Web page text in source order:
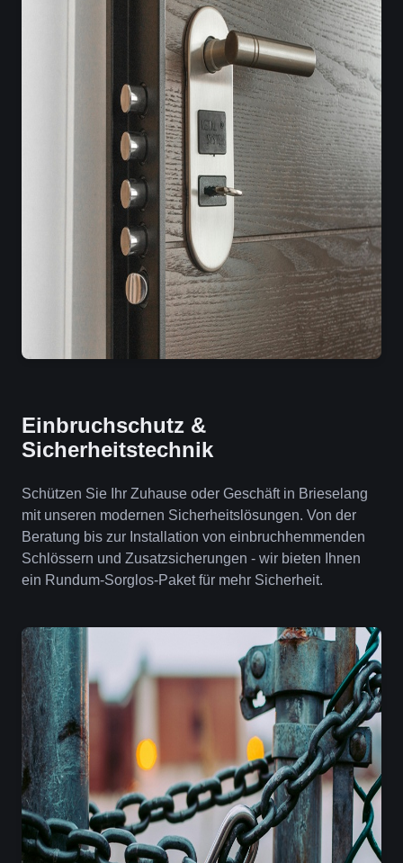
Einbruchschutz &
Sicherheitstechnik
Schützen Sie Ihr Zuhause oder Geschäft in Brieselang
mit unseren modernen Sicherheitslösungen. Von der
Beratung bis zur Installation von einbruchhemmenden
Schlössern und Zusatzsicherungen - wir bieten Ihnen
ein Rundum-Sorglos-Paket für mehr Sicherheit.